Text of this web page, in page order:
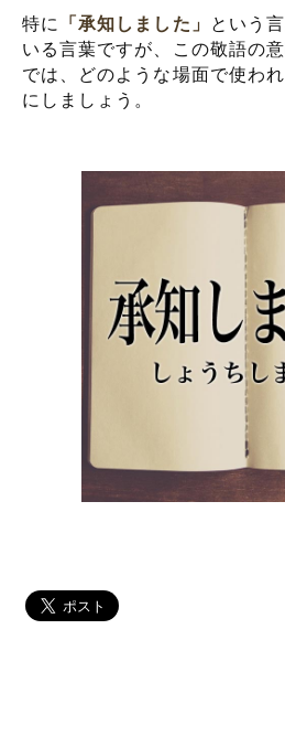
特に 「承知しました」
という
いる言葉ですが、この敬語の
では、どのような場面で使わ
にしましょう。